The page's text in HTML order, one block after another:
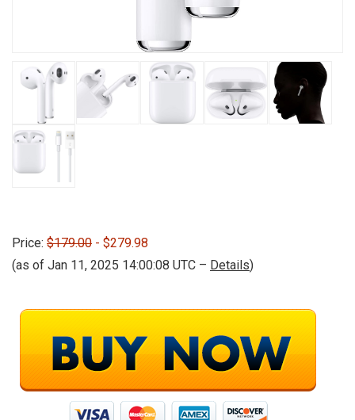
Price: $179.00 - $279.98
(as of Jan 11, 2025 14:00:08 UTC – Details)